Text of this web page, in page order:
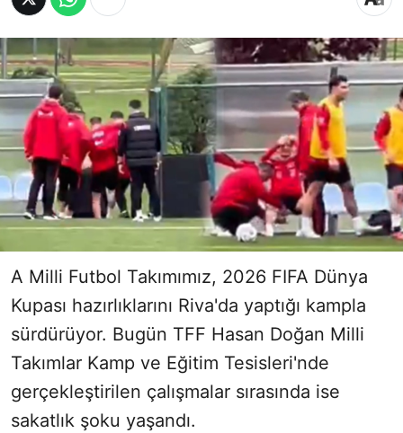
A Milli Futbol Takımımız, 2026 FIFA Dünya
Kupası hazırlıklarını Riva'da yaptığı kampla
sürdürüyor. Bugün TFF Hasan Doğan Milli
Takımlar Kamp ve Eğitim Tesisleri'nde
gerçekleştirilen çalışmalar sırasında ise
sakatlık şoku yaşandı.